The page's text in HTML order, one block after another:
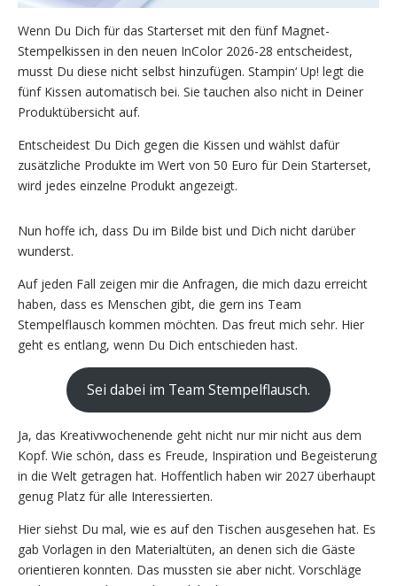
Wenn Du Dich für das Starterset mit den fünf Magnet-
Stempelkissen in den neuen InColor 2026-28 entscheidest,
musst Du diese nicht selbst hinzufügen. Stampin‘ Up! legt die
fünf Kissen automatisch bei. Sie tauchen also nicht in Deiner
Produktübersicht auf.
Entscheidest Du Dich gegen die Kissen und wählst dafür
zusätzliche Produkte im Wert von 50 Euro für Dein Starterset,
wird jedes einzelne Produkt angezeigt.
Nun hoffe ich, dass Du im Bilde bist und Dich nicht darüber
wunderst.
Auf jeden Fall zeigen mir die Anfragen, die mich dazu erreicht
haben, dass es Menschen gibt, die gern ins Team
Stempelflausch kommen möchten. Das freut mich sehr. Hier
geht es entlang, wenn Du Dich entschieden hast.
Sei dabei im Team Stempelflausch.
Ja, das Kreativwochenende geht nicht nur mir nicht aus dem
Kopf. Wie schön, dass es Freude, Inspiration und Begeisterung
in die Welt getragen hat. Hoffentlich haben wir 2027 überhaupt
genug Platz für alle Interessierten.
Hier siehst Du mal, wie es auf den Tischen ausgesehen hat. Es
gab Vorlagen in den Materialtüten, an denen sich die Gäste
orientieren konnten. Das mussten sie aber nicht. Vorschläge